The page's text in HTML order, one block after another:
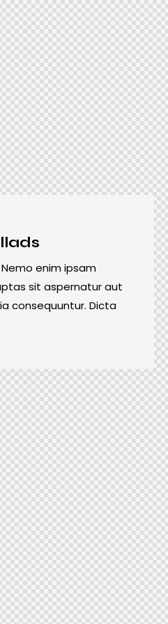
enim ipsam
sit aspernatur aut
consequuntur. Dicta